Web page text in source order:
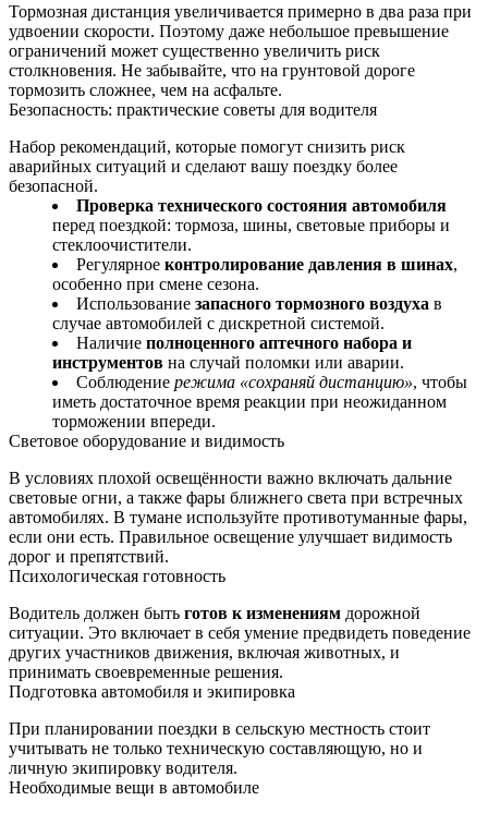
Тормозная дистанция увеличивается примерно в два раза при
удвоении скорости. Поэтому даже небольшое превышение
ограничений может существенно увеличить риск
столкновения. Не забывайте, что на грунтовой дороге
тормозить сложнее, чем на асфальте.
Безопасность: практические советы для водителя
Набор рекомендаций, которые помогут снизить риск
аварийных ситуаций и сделают вашу поездку более
безопасной.
Проверка технического состояния автомобиля
перед поездкой: тормоза, шины, световые приборы и
стеклоочистители.
Регулярное контролирование давления в шинах,
особенно при смене сезона.
Использование запасного тормозного воздуха в
случае автомобилей с дискретной системой.
Наличие полноценного аптечного набора и
инструментов на случай поломки или аварии.
Соблюдение режима «сохраняй дистанцию», чтобы
иметь достаточное время реакции при неожиданном
торможении впереди.
Световое оборудование и видимость
В условиях плохой освещённости важно включать дальние
световые огни, а также фары ближнего света при встречных
автомобилях. В тумане используйте противотуманные фары,
если они есть. Правильное освещение улучшает видимость
дорог и препятствий.
Психологическая готовность
Водитель должен быть готов к изменениям дорожной
ситуации. Это включает в себя умение предвидеть поведение
других участников движения, включая животных, и
принимать своевременные решения.
Подготовка автомобиля и экипировка
При планировании поездки в сельскую местность стоит
учитывать не только техническую составляющую, но и
личную экипировку водителя.
Необходимые вещи в автомобиле